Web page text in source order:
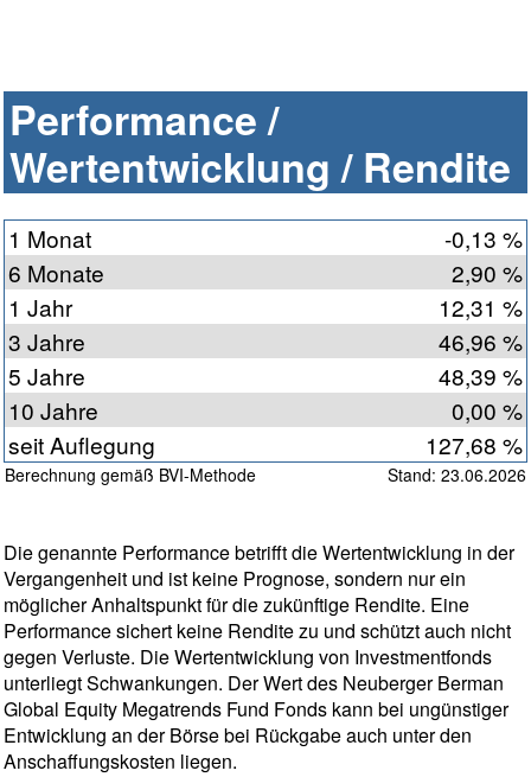
Performance /
Wertentwicklung / Rendite
1 Monat
-0,13 %
6 Monate
2,90 %
1 Jahr
12,31 %
3 Jahre
46,96 %
5 Jahre
48,39 %
10 Jahre
0,00 %
seit Auflegung
127,68 %
Berechnung gemäß BVI-Methode Stand: 23.06.2026
Die genannte Performance betrifft die Wertentwicklung in der
Vergangenheit und ist keine Prognose, sondern nur ein
möglicher Anhaltspunkt für die zukünftige Rendite. Eine
Performance sichert keine Rendite zu und schützt auch nicht
gegen Verluste. Die Wertentwicklung von Investmentfonds
unterliegt Schwankungen. Der Wert des Neuberger Berman
Global Equity Megatrends Fund Fonds kann bei ungünstiger
Entwicklung an der Börse bei Rückgabe auch unter den
Anschaffungskosten liegen.